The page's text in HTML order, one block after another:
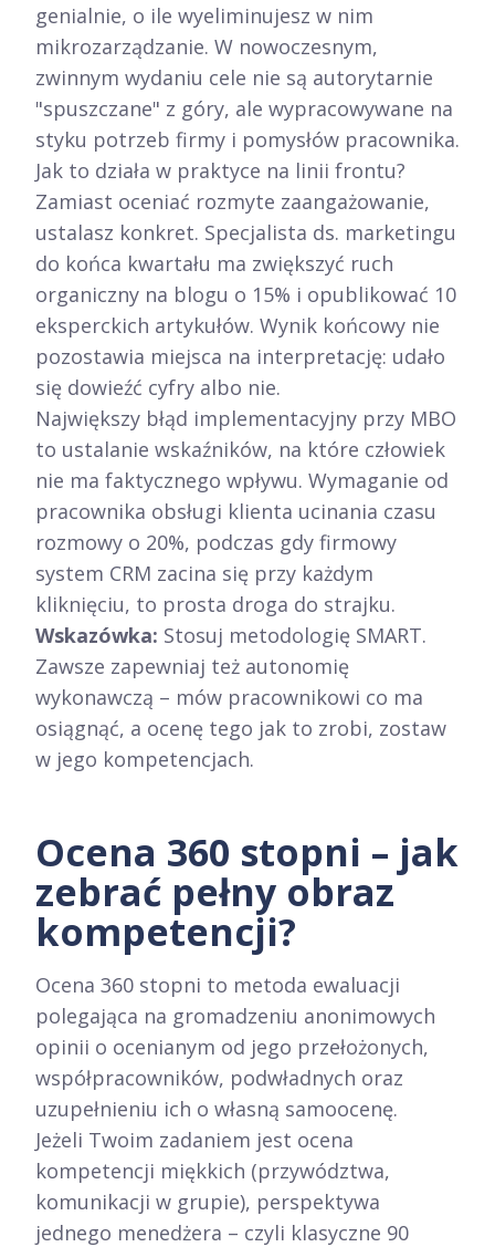
genialnie, o ile wyeliminujesz w nim
mikrozarządzanie. W nowoczesnym,
zwinnym wydaniu cele nie są autorytarnie
"spuszczane" z góry, ale wypracowywane na
styku potrzeb firmy i pomysłów pracownika.
Jak to działa w praktyce na linii frontu?
Zamiast oceniać rozmyte zaangażowanie,
ustalasz konkret. Specjalista ds. marketingu
do końca kwartału ma zwiększyć ruch
organiczny na blogu o 15% i opublikować 10
eksperckich artykułów. Wynik końcowy nie
pozostawia miejsca na interpretację: udało
się dowieźć cyfry albo nie.
Największy błąd implementacyjny przy MBO
to ustalanie wskaźników, na które człowiek
nie ma faktycznego wpływu. Wymaganie od
pracownika obsługi klienta ucinania czasu
rozmowy o 20%, podczas gdy firmowy
system CRM zacina się przy każdym
kliknięciu, to prosta droga do strajku.
Wskazówka: Stosuj metodologię SMART.
Zawsze zapewniaj też autonomię
wykonawczą – mów pracownikowi co ma
osiągnąć, a ocenę tego jak to zrobi, zostaw
w jego kompetencjach.
Ocena 360 stopni – jak
zebrać pełny obraz
kompetencji?
Ocena 360 stopni to metoda ewaluacji
polegająca na gromadzeniu anonimowych
opinii o ocenianym od jego przełożonych,
współpracowników, podwładnych oraz
uzupełnieniu ich o własną samoocenę.
Jeżeli Twoim zadaniem jest ocena
kompetencji miękkich (przywództwa,
komunikacji w grupie), perspektywa
jednego menedżera – czyli klasyczne 90